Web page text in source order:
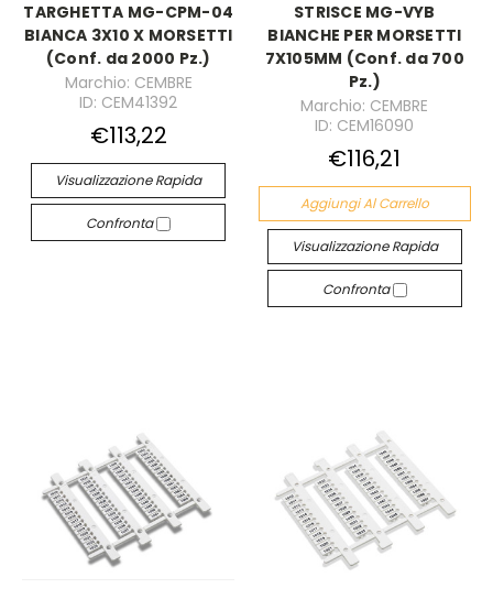
TARGHETTA MG-CPM-04
BIANCA 3X10 X MORSETTI
(Conf. da 2000 Pz.)
Marchio: CEMBRE
ID: CEM41392
€113,22
Visualizzazione Rapida
Confronta
STRISCE MG-VYB
BIANCHE PER MORSETTI
7X105MM (Conf. da 700
Pz.)
Marchio: CEMBRE
ID: CEM16090
€116,21
Aggiungi Al Carrello
Visualizzazione Rapida
Confronta